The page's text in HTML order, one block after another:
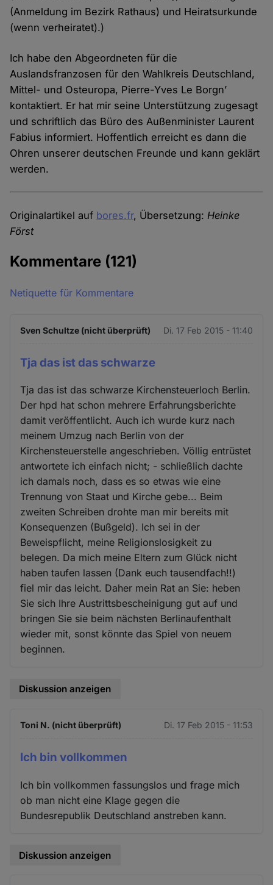
(Anmeldung im Bezirk Rathaus) und Heiratsurkunde
(wenn verheiratet).)
Ich habe den Abgeordneten für die
Auslandsfranzosen für den Wahlkreis Deutschland,
Mittel- und Osteuropa, Pierre-Yves Le Borgn’
kontaktiert. Er hat mir seine Unterstützung zugesagt
und schriftlich das Büro des Außenminister Laurent
Fabius informiert. Hoffentlich erreicht es dann die
Ohren unserer deutschen Freunde und kann geklärt
werden.
Originalartikel auf bores.fr, Übersetzung: Heinke
Först
Kommentare (121)
Netiquette für Kommentare
Sven Schultze (nicht überprüft) Di. 17 Feb 2015 - 11:40
Tja das ist das schwarze
Tja das ist das schwarze Kirchensteuerloch Berlin.
Der hpd hat schon mehrere Erfahrungsberichte
damit veröffentlicht. Auch ich wurde kurz nach
meinem Umzug nach Berlin von der
Kirchensteuerstelle angeschrieben. Völlig entrüstet
antwortete ich einfach nicht; - schließlich dachte
ich damals noch, dass es so etwas wie eine
Trennung von Staat und Kirche gebe... Beim
zweiten Schreiben drohte man mir bereits mit
Konsequenzen (Bußgeld). Ich sei in der
Beweispflicht, meine Religionslosigkeit zu
belegen. Da mich meine Eltern zum Glück nicht
haben taufen lassen (Dank euch tausendfach!!)
fiel mir das leicht. Daher mein Rat an Sie: heben
Sie sich Ihre Austrittsbescheinigung gut auf und
bringen Sie sie beim nächsten Berlinaufenthalt
wieder mit, sonst könnte das Spiel von neuem
beginnen.
Diskussion anzeigen
Toni N. (nicht überprüft) Di. 17 Feb 2015 - 11:53
Ich bin vollkommen
Ich bin vollkommen fassungslos und frage mich
ob man nicht eine Klage gegen die
Bundesrepublik Deutschland anstreben kann.
Diskussion anzeigen